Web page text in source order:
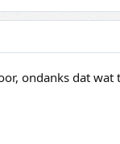
ondanks dat wat